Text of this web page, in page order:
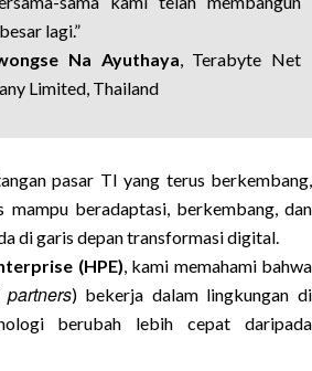
lagi.”
Na Ayuthaya, Terabyte Net
Limited, Thailand
pasar TI yang terus berkembang,
mampu beradaptasi, berkembang, dan
di garis depan transformasi digital.
(HPE), kami memahami bahwa
) bekerja dalam lingkungan di
berubah lebih cepat daripada